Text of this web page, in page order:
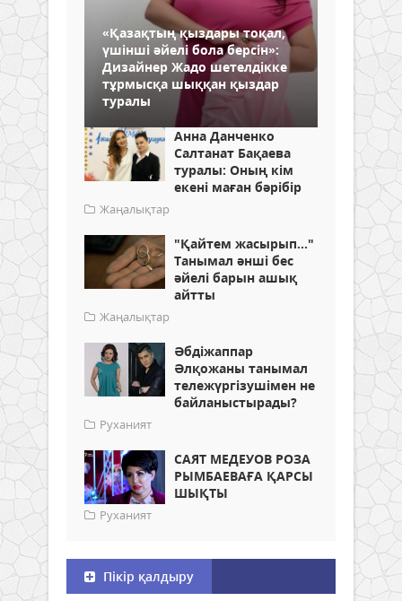
«Қазақтың қыздары тоқал,
үшінші әйелі бола берсін»:
Дизайнер Жадо шетелдікке
тұрмысқа шыққан қыздар
туралы
Анна Данченко
Салтанат Бақаева
туралы: Оның кім
екені маған бәрібір
Жаңалықтар
"Қайтем жасырып..."
Танымал әнші бес
әйелі барын ашық
айтты
Жаңалықтар
Әбдіжаппар
Әлқожаны танымал
тележүргізушімен не
байланыстырады?
Руханият
САЯТ МЕДЕУОВ РОЗА
РЫМБАЕВАҒА ҚАРСЫ
ШЫҚТЫ
Руханият
Пікір қалдыру